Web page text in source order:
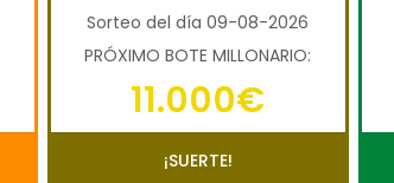
Sorteo del día 09-08-2026
PRÓXIMO BOTE MILLONARIO:
11.000€
¡SUERTE!